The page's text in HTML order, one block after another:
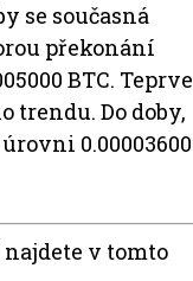
se současná
překonání
BTC. Teprve
trendu. Do doby,
0.00003600
najdete v tomto